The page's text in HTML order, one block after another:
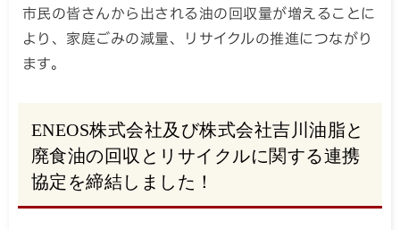
市民の皆さんから出される油の回収量が増えることに
より、家庭ごみの減量、リサイクルの推進につながり
ます。
ENEOS株式会社及び株式会社吉川油脂と
廃食油の回収とリサイクルに関する連携
協定を締結しました！